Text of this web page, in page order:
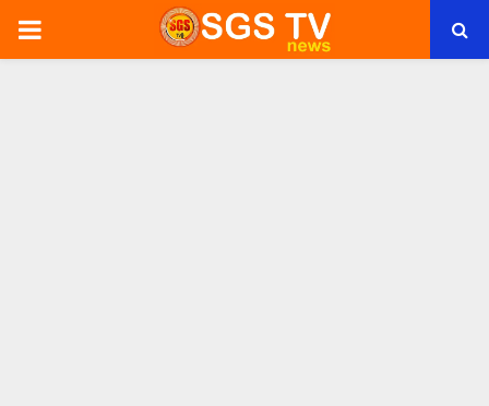
PRIMARY